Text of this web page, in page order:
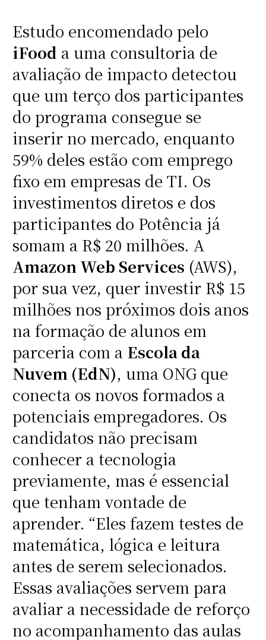
Estudo encomendado pelo
iFood a uma consultoria de
avaliação de impacto detectou
que um terço dos participantes
do programa consegue se
inserir no mercado, enquanto
59% deles estão com emprego
fixo em empresas de TI. Os
investimentos diretos e dos
participantes do Potência já
somam a R$ 20 milhões. A
Amazon Web Services (AWS),
por sua vez, quer investir R$ 15
milhões nos próximos dois anos
na formação de alunos em
parceria com a Escola da
Nuvem (EdN), uma ONG que
conecta os novos formados a
potenciais empregadores. Os
candidatos não precisam
conhecer a tecnologia
previamente, mas é essencial
que tenham vontade de
aprender. “Eles fazem testes de
matemática, lógica e leitura
antes de serem selecionados.
Essas avaliações servem para
avaliar a necessidade de reforço
no acompanhamento das aulas